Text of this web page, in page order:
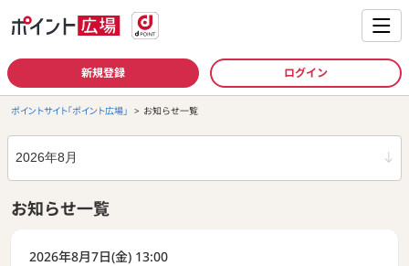
新規登録 ログイン
ポイントサイト「ポイント広場」 お知らせ一覧
年月
お知らせ一覧
2026年8月7日(金) 13:00